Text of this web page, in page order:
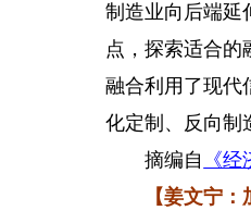
制造业向后端延
点，探索适合的
融合利用了现代
化定制、反向制
摘编自
《经
【姜文宁：加